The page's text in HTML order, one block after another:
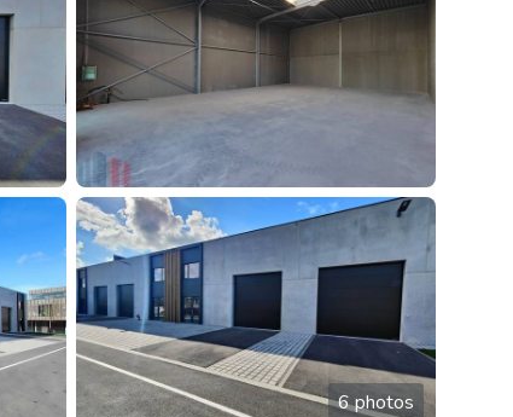
6 photos